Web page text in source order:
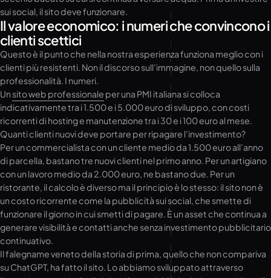
sui social, il sito deve funzionare.
Il valore economico: i numeri che convincono i
clienti scettici
Questo è il punto che nella nostra esperienza funziona meglio con i
clienti più resistenti. Non il discorso sull’immagine, non quello sulla
professionalità. I numeri.
Unsito web professionale per una PMI italiana si colloca
indicativamente tra i 1.500 e i 5.000 euro di sviluppo, con costi
ricorrenti di hosting e manutenzione tra i 30 e i 100 euro al mese.
Quanti clienti nuovi deve portare per ripagare l’investimento?
Per un commercialista con un cliente medio da 1.500 euro all’anno
di parcella, bastano tre nuovi clienti nel primo anno. Per un artigiano
con un lavoro medio da 2.000 euro, ne bastano due. Per un
ristorante, il calcolo è diverso ma il principio è lo stesso: il sito non è
un costo ricorrente come la pubblicità sui social, che smette di
funzionare il giorno in cui smetti di pagare. È un asset che continua a
generare visibilità e contatti anche senza investimento pubblicitario
continuativo.
Il falegname veneto della storia di prima, quello che non compariva
su ChatGPT, ha fatto il sito. Lo abbiamo sviluppato attraverso